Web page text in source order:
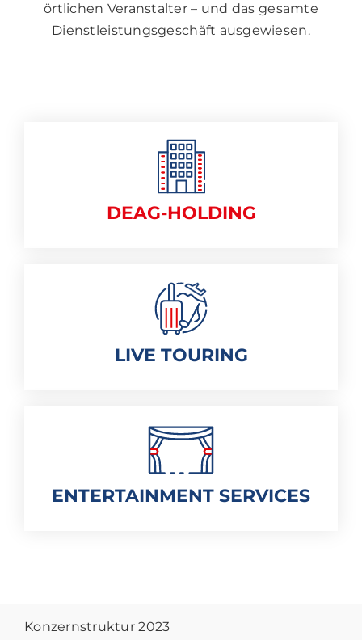
örtlichen Veranstalter – und das gesamte
Dienstleistungsgeschäft ausgewiesen.
DEAG-HOLDING
LIVE TOURING
ENTERTAINMENT SERVICES
Konzernstruktur 2023